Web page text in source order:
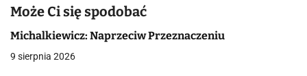
a
c
j
Może Ci się spodobać
Michalkiewicz: Naprzeciw Przeznaczeniu
9 sierpnia 2026